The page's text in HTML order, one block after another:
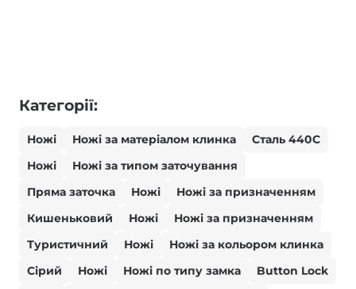
Категорії:
Ножі Ножі за матеріалом клинка
Сталь 440С
Ножі
Ножі за типом заточування
Пряма заточка
Ножі
Ножі за призначенням
Кишеньковий
Ножі
Ножі за призначенням
Туристичний
Ножі
Ножі за кольором клинка
Сірий
Ножі Ножі по типу замка
Button Lock